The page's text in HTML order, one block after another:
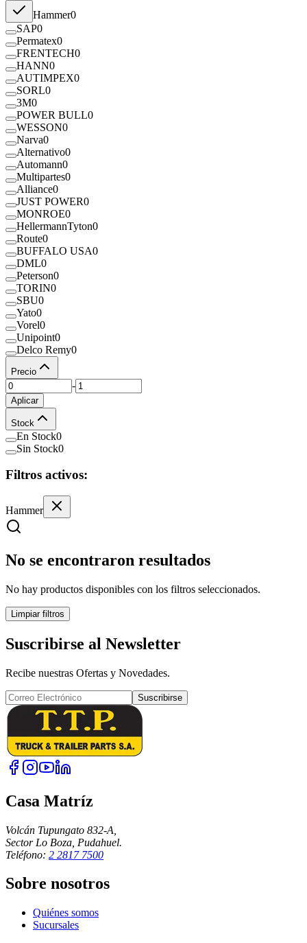
Hammer0
SAP0
Permatex0
FRENTECH0
HANN0
AUTIMPEX0
SORL0
3M0
POWER BULL0
WESSON0
Narva0
Alternativo0
Automann0
Multipartes0
Alliance0
JUST POWER0
MONROE0
HellermannTyton0
Route0
BUFFALO USA0
DML0
Peterson0
TORIN0
SBU0
Yato0
Vorel0
Unipoint0
Delco Remy0
Precio
-
Aplicar
Stock
En Stock0
Sin Stock0
Filtros activos:
Hammer
No se encontraron resultados
No hay productos disponibles con los filtros seleccionados.
Limpiar filtros
Suscribirse al Newsletter
Recibe nuestras Ofertas y Novedades.
Suscribirse
Casa Matríz
Volcán Tupungato 832-A,
Sector Lo Boza, Pudahuel.
Teléfono: 2 2817 7500
Sobre nosotros
Quiénes somos
Sucursales